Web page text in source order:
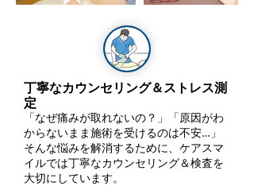
​丁寧なカウンセリング＆ストレス測
定
「なぜ痛みが取れないの？」「原因がわ
からないまま施術を受けるのは不安…」
そんな悩みを解消するために、ケアスマ
イルでは丁寧なカウンセリング＆検査を
大切にしています。